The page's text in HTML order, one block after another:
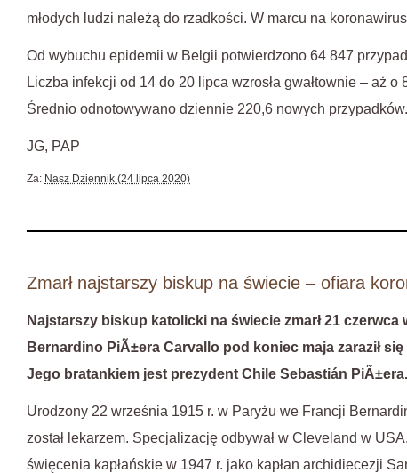
młodych ludzi należą do rzadkości. W marcu na
Od wybuchu epidemii w Belgii potwierdzono 64 847
Liczba infekcji od 14 do 20 lipca wzrosła gwałtownie – aż
Średnio odnotowywano dziennie 220,6 nowych przypadków.
JG, PAP
Za: Nasz Dziennik (24 lipca 2020)
Zmarł najstarszy biskup na świecie – ofiara
Najstarszy biskup katolicki na świecie zmarł 21
Bernardino PiÃ±era Carvallo pod koniec maja zaraził
Jego bratankiem jest prezydent Chile Sebastián PiÃ±era.
Urodzony 22 września 1915 r. w Paryżu we Francji
został lekarzem. Specjalizację odbywał w Cleveland w
święcenia kapłańskie w 1947 r. jako kapłan archidiecezji